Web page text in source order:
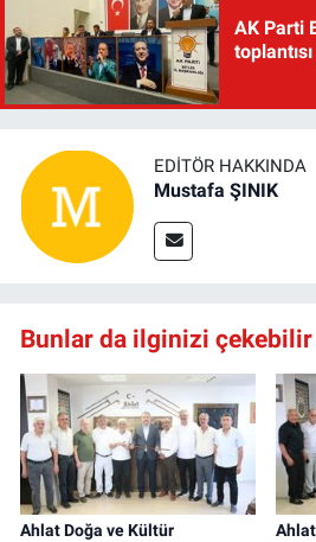
AK Parti
EDITÖR HAKKINDA
Mustafa ŞINIK
Bunlar da ilginizi çekebilir
Ahlat Doğa ve Kültür